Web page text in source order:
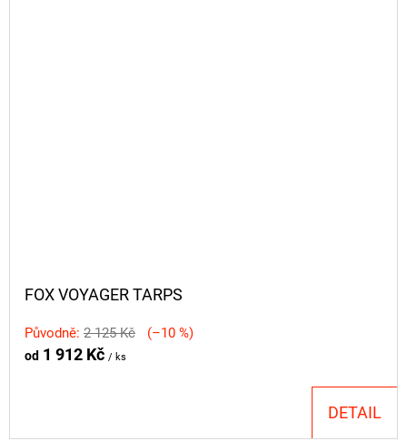
FOX VOYAGER TARPS
Původně: 2 125 Kč (–10 %)
od 1 912 Kč / ks
DETAIL